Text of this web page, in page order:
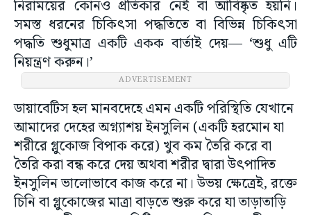
নিরাময়ের কোনও প্রতিকার নেই বা আবিষ্কৃত হয়নি।
সমস্ত ধরনের চিকিৎসা পদ্ধতিতে বা বিভিন্ন চিকিৎসা
পদ্ধতি শুধুমাত্র একটি একক বার্তাই দেয়— ‘শুধু এটি
নিয়ন্ত্রণ করুন।’
ডায়াবেটিস হল মানবদেহে এমন একটি পরিস্থিতি যেখানে
আমাদের দেহের অগ্ন্যাশয় ইনসুলিন (একটি হরমোন যা
শরীরে গ্লুকোজ বিপাক করে) খুব কম তৈরি করে বা
তৈরি করা বন্ধ করে দেয় অথবা শরীর দ্বারা উৎপাদিত
ইনসুলিন ভালোভাবে কাজ করে না। উভয় ক্ষেত্রেই, রক্তে
চিনি বা গ্লুকোজের মাত্রা বাড়তে শুরু করে যা তাড়াতাড়ি
বা পরে শরীরের প্রায় প্রতিটি অঙ্গের ক্ষতি করে। নীচে